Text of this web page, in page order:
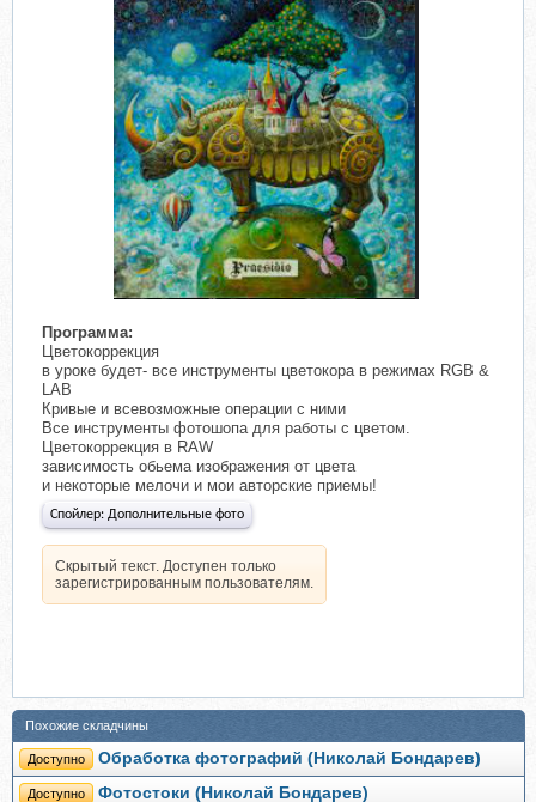
Программа:
Цветокоррекция
в уроке будет- все инструменты цветокора в режимах RGB &
LAB
Кривые и всевозможные операции с ними
Все инструменты фотошопа для работы с цветом.
Цветокоррекция в RAW
зависимость обьема изображения от цвета
и некоторые мелочи и мои авторские приемы!
Спойлер: Дополнительные фото
Скрытый текст. Доступен только
зарегистрированным пользователям.
Похожие складчины
Доступно Обработка фотографий (Николай Бондарев)
Доступно Фотостоки (Николай Бондарев)